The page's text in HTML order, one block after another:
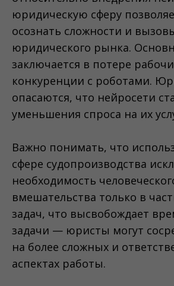
юридическую сферу
осознать сложности и
юридического рынка.
заключается в потере
конкуренции с роботами.
опасаются, что нейросети
уменьшения спроса на их
Важно понимать, что
сфере судопроизводства
необходимость
вмешательства только в
задач, что высвобождает
задачи — юристы могут
на более сложных и
аспектах работы.